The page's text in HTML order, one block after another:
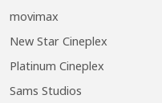
movimax
New Star Cineplex
Platinum Cineplex
Sams Studios